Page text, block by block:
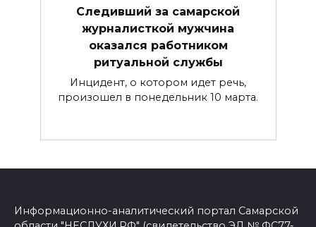
Следивший за самарской
журналисткой мужчина
оказался работником
ритуальной службы
Инцидент, о котором идет речь,
произошел в понедельник 10 марта.
Информационно-аналитический портал Самарской